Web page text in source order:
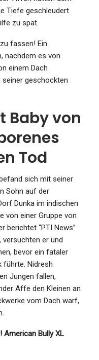
Tiefe geschleudert.
zu spät.
fassen! Ein
nachdem es von
einem Dach
geschockten
Baby von
Tod
sich mit seiner
Sohn auf der
Dunka im indischen
von einer Gruppe von
berichtet “PTI News”
versuchten er und
bevor ein fataler
führte. Nidresh
Jungen fallen,
Affe den Kleinen an
vom Dach warf,
American Bully XL